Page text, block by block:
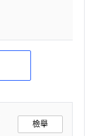
檢舉